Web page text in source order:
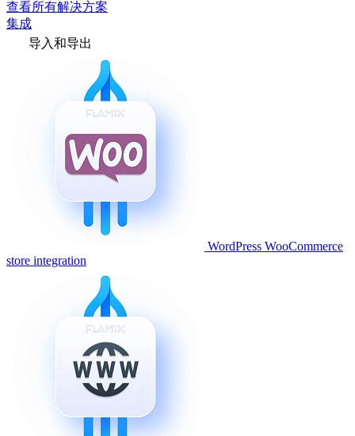
查看所有解决方案
集成
导入和导出
WordPress WooCommerce
store integration